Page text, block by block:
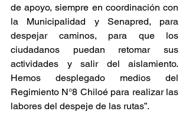
de apoyo, siempre en coordinación con
la Municipalidad y Senapred, para
despejar caminos, para que los
ciudadanos puedan retomar sus
actividades y salir del aislamiento.
Hemos desplegado medios del
Regimiento N°8 Chiloé para realizar las
labores del despeje de las rutas”.